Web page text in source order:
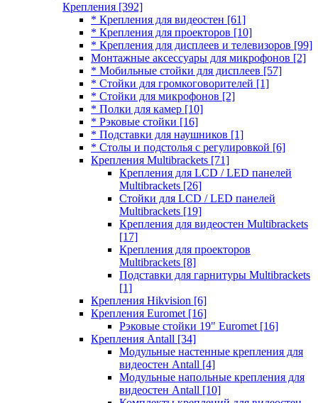
Крепления [392]
* Крепления для видеостен [61]
* Крепления для проекторов [10]
* Крепления для дисплеев и телевизоров [99]
Монтажные аксессуары для микрофонов [2]
* Мобильные стойки для дисплеев [57]
* Стойки для громкоговорителей [1]
* Стойки для микрофонов [2]
* Полки для камер [10]
* Рэковые стойки [16]
* Подставки для наушников [1]
* Столы и подстолья с регулировкой [6]
Крепления Multibrackets [71]
Крепления для LCD / LED панелей
Multibrackets [26]
Стойки для LCD / LED панелей
Multibrackets [19]
Крепления для видеостен Multibrackets
[17]
Крепления для проекторов
Multibrackets [8]
Подставки для гарнитуры Multibrackets
[1]
Крепления Hikvision [6]
Крепления Euromet [16]
Рэковые стойки 19" Euromet [16]
Крепления Antall [34]
Модульные настенные крепления для
видеостен Antall [4]
Модульные напольные крепления для
видеостен Antall [10]